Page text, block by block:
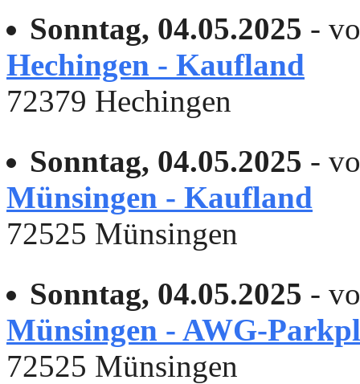
Sonntag, 04.05.2025 -
Hechingen - Kaufland
72379 Hechingen
Sonntag, 04.05.2025 -
Münsingen - Kaufland
72525 Münsingen
Sonntag, 04.05.2025 -
Münsingen - AWG-
72525 Münsingen